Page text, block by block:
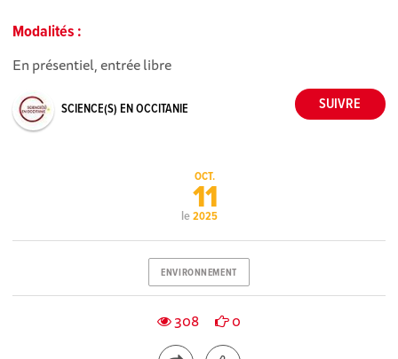
Modalités :
En présentiel, entrée libre
SCIENCE(S) EN OCCITANIE
le
OCT.
11
2025
ENVIRONNEMENT
308 0